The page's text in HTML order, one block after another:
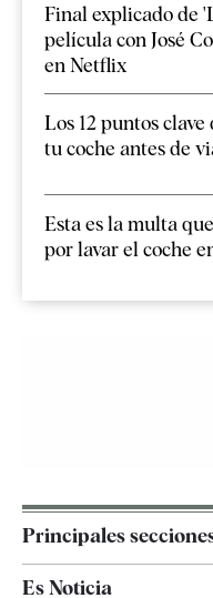
Final explicado de
película con José
en Netflix
Los 12 puntos
tu coche antes de
Esta es la multa
por lavar el coche
Principales
España
Es Noticia